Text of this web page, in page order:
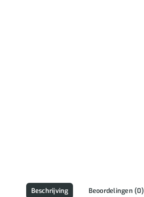
Beschrijving Beoordelingen (0)